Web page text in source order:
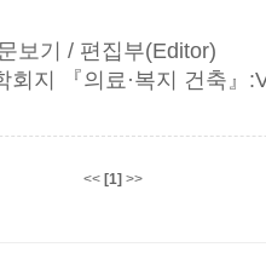
보기
/ 편집부(Editor)
회지 『의료·복지 건축』
<< [1] >>